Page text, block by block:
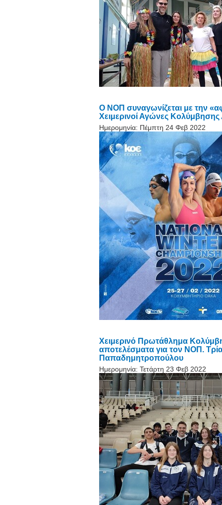
Ο ΝΟΠ συναγωνίζεται με την
Χειμερινοί Αγώνες
Ημερομηνία: Πέμπτη 24 Φεβ 2022
Χειμερινό Πρωτάθλημα
αποτελέσματα για τον ΝΟΠ. Τρία
Παπαδημητροπούλου
Ημερομηνία: Τετάρτη 23 Φεβ 2022